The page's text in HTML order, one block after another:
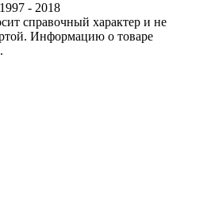
- 2018
справочный характер и не
Информацию о товаре